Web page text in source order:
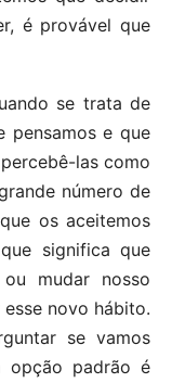
é provável que
se trata de
pensamos e que
las como
número de
os aceitemos
significa que
mudar nosso
novo hábito.
se vamos
opção padrão é